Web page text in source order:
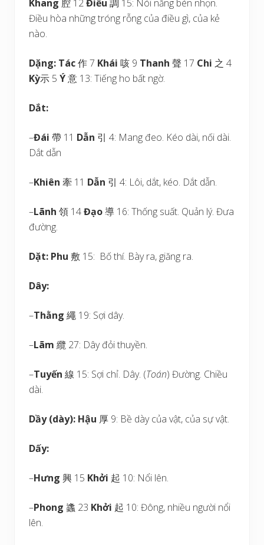
Khang 腔 12Điều 調 15: Nói năng bén nhọn.
Điều hòa những tróng rỗng của điều gì, của kẻ
nào.
Dặng: Tác作 7 Khái 咳 9 Thanh 聲 17 Chi 之 4
Kỳ示 5 Ý意 13: Tiếng ho bất ngờ.
Dắt:
–Đái 帶 11 Dẫn 引 4: Mang đeo. Kéo dài, nối dài.
Dắt dẫn
–Khiên 牽 11 Dẫn 引 4: Lôi, dắt, kéo. Dắt dẫn.
–Lãnh 領 14Đạo導 16: Thống suất. Quản lý. Đưa
đường.
Dặt: Phu 敷 15: Bố thí. Bày ra, giăng ra.
Dây:
–Thằng 繩 19: Sợi dây.
–Lãm 纜 27: Dây đỏi thuyền.
–Tuyến 線 15: Sợi chỉ. Dây. (Toán) Đường. Chiều
dài.
Dầy (dày): Hậu 厚 9: Bề dày của vật, của sự vật.
Dấy:
–Hưng 興 15 Khởi 起 10: Nổi lên.
–Phong 蠭 23 Khởi 起 10: Đông, nhiều người nổi
lên.